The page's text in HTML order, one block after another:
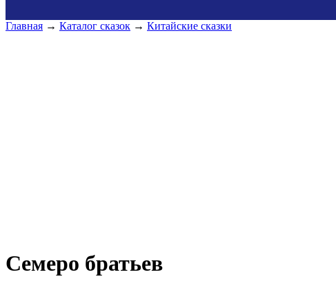
Главная → Каталог сказок → Китайские сказки
Семеро братьев